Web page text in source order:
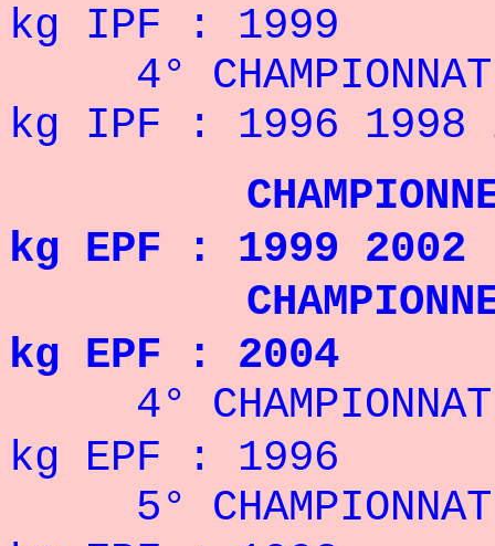
kg IPF : 1999
4°
kg IPF : 1996 1998
kg EPF : 1999 2002
CHAMPIONNE
kg EPF : 2004
4°
kg EPF : 1996
5°